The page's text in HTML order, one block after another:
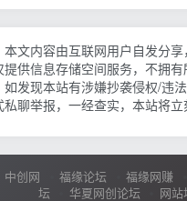
本文内容由互联网用户自发分
提供信息存储空间服务，不拥
如发现本站有涉嫌抄袭侵权/违
聊举报，一经查实，本站将立
中创网 福缘论坛 福缘网赚
坛
华夏网创论坛 网站